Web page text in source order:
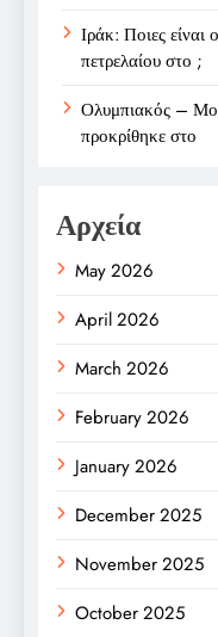
Ιράκ: Ποιες είναι
πετρελαίου στο ;
Ολυμπιακός –
προκρίθηκε στο
Αρχεία
May 2026
April 2026
March 2026
February 2026
January 2026
December 2025
November 2025
October 2025